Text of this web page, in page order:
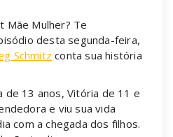
Mãe Mulher? Te
desta segunda-feira,
Schmitz conta sua história
de 13 anos, Vitória de 11 e
e viu sua vida
com a chegada dos filhos.